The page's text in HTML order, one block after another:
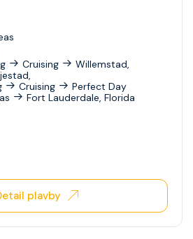
Cruising
Willemstad,
Cruising
Perfect Day
Fort Lauderdale, Florida
plavby